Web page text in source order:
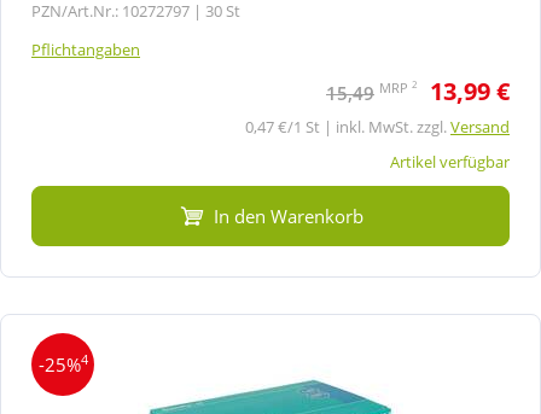
PZN/Art.Nr.: 10272797 | 30 St
Pflichtangaben
15,49 MRP 2 13,99 €
0,47 €/1 St | inkl. MwSt. zzgl.Versand
Artikel verfügbar
In den Warenkorb
-25%4